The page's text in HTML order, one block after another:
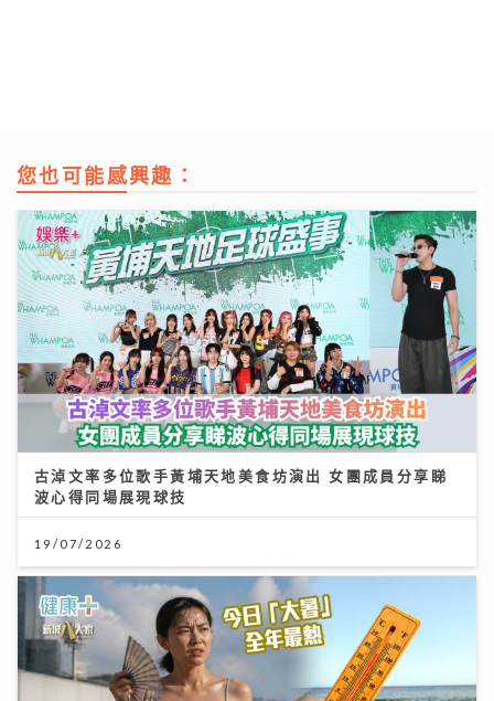
您也可能感興趣：
古淖文率多位歌手黃埔天地美食坊演出 女團成員分享睇
波心得同場展現球技
19/07/2026